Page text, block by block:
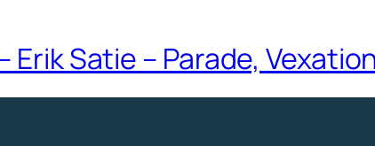
Erik Satie – Parade,